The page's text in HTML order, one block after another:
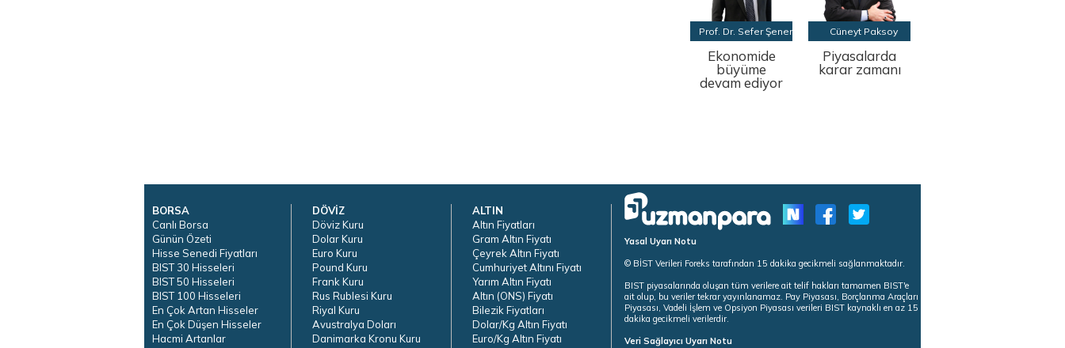
Prof. Dr. Sefer Şener
Ekonomide
büyüme
devam ediyor
Cüneyt Paksoy
Piyasalarda
karar zamanı
BORSA
Canlı Borsa
Günün Özeti
Hisse Senedi Fiyatları
BIST 30 Hisseleri
BIST 50 Hisseleri
BIST 100 Hisseleri
En Çok Artan Hisseler
En Çok Düşen Hisseler
Hacmi Artanlar
DÖVİZ
Döviz Kuru
Dolar Kuru
Euro Kuru
Pound Kuru
Frank Kuru
Rus Rublesi Kuru
Riyal Kuru
Avustralya Doları
Danimarka Kronu Kuru
ALTIN
Altın Fiyatları
Gram Altın Fiyatı
Çeyrek Altın Fiyatı
Cumhuriyet Altını Fiyatı
Yarım Altın Fiyatı
Altın (ONS) Fiyatı
Bilezik Fiyatları
Dolar/Kg Altın Fiyatı
Euro/Kg Altın Fiyatı
Yasal Uyarı Notu
© BİST Verileri Foreks tarafından 15 dakika gecikmeli sağlanmaktadır.
BIST piyasalarında oluşan tüm verilere ait telif hakları tamamen BIST'e
ait olup, bu veriler tekrar yayınlanamaz. Pay Piyasası, Borçlanma Araçları
Piyasası, Vadeli İşlem ve Opsiyon Piyasası verileri BIST kaynaklı en az 15
dakika gecikmeli verilerdir.
Veri Sağlayıcı Uyarı Notu